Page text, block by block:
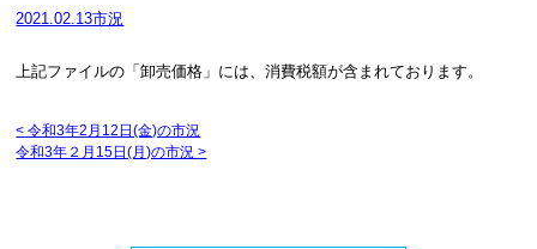
2021.02.13市況
上記ファイルの「卸売価格」には、消費税額が含まれております。
< 令和3年2月12日(金)の市況
令和3年２月15日(月)の市況>